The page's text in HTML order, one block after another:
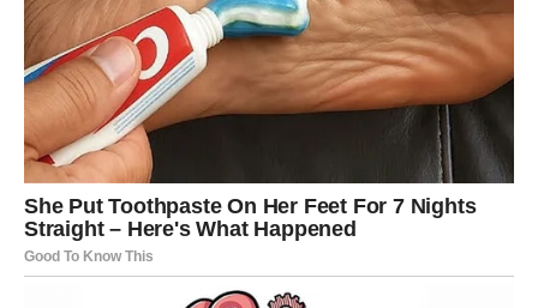
planove.
RIBE
Ribe su znak kojem narednih deset dana donose najviše
velikih događaja. Zvijezde pokazuju snažnu energiju
povratka osobe iz prošlosti koja još uvijek nosi emocije
prema vama. Moguća je poruka, poziv ili susret koji budi
uspomene za koje ste mislili da su ostale iza vas.